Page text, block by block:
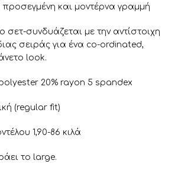
προσεγμένη και μοντέρνα γραμμή
συνδυάζεται με την αντίστοιχη
σειράς για ένα co-ordinated,
look.
20% rayon 5 spandex
(regular fit)
1,90-86 κιλά
το large.